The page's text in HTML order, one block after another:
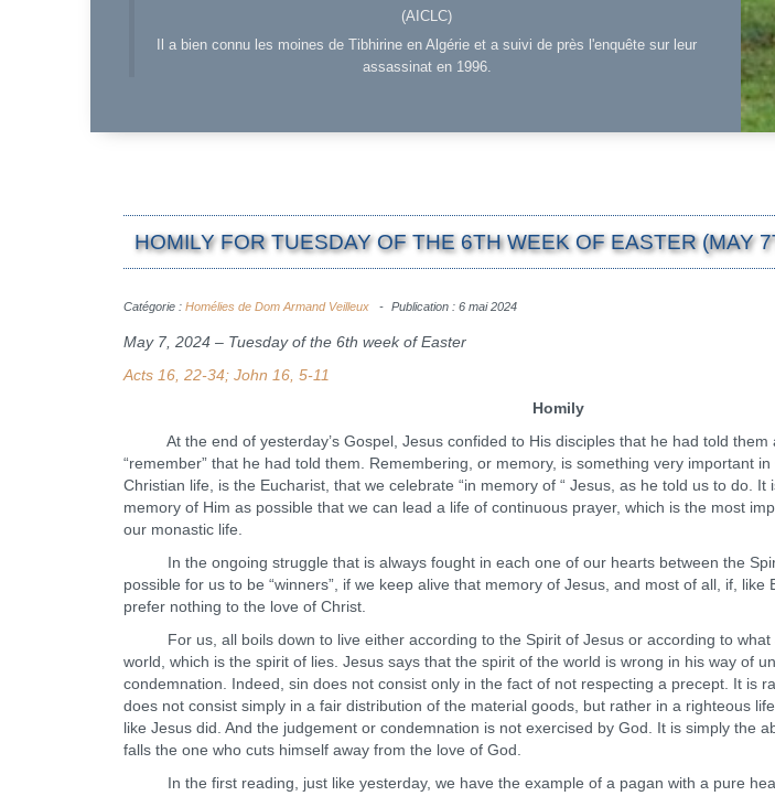
(AICLC)
Il a bien connu les moines de Tibhirine en Algérie et a suivi de près l'enquête sur leur
assassinat en 1996.
HOMILY FOR TUESDAY OF THE 6TH WEEK OF EASTER (MAY
Catégorie : Homélies de Dom Armand Veilleux Publication : 6 mai 2024
May 7, 2024 – Tuesday of the 6th week of Easter
Acts 16, 22-34; John 16, 5-11
Homily
At the end of yesterday’s Gospel, Jesus confided to His disciples that he had told them
“remember” that he had told them. Remembering, or memory, is something very important
Christian life, is the Eucharist, that we celebrate “in memory of “ Jesus, as he told us to do.
memory of Him as possible that we can lead a life of continuous prayer, which is the most
our monastic life.
In the ongoing struggle that is always fought in each one of our hearts between the
possible for us to be “winners”, if we keep alive that memory of Jesus, and most of all, if, like
prefer nothing to the love of Christ.
For us, all boils down to live either according to the Spirit of Jesus or according to what
world, which is the spirit of lies. Jesus says that the spirit of the world is wrong in his way of
condemnation. Indeed, sin does not consist only in the fact of not respecting a precept. It is
does not consist simply in a fair distribution of the material goods, but rather in a righteous
like Jesus did. And the judgement or condemnation is not exercised by God. It is simply the
falls the one who cuts himself away from the love of God.
In the first reading, just like yesterday, we have the example of a pagan with a pure